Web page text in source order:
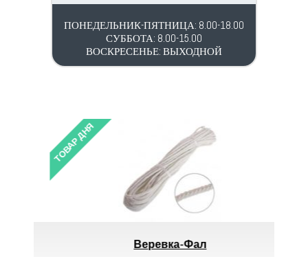
ПОНЕДЕЛЬНИК-ПЯТНИЦА: 8.00-18.00
СУББОТА: 8.00-15.00
ВОСКРЕСЕНЬЕ: ВЫХОДНОЙ
ТОВАР ДНЯ
Веревка-Фал